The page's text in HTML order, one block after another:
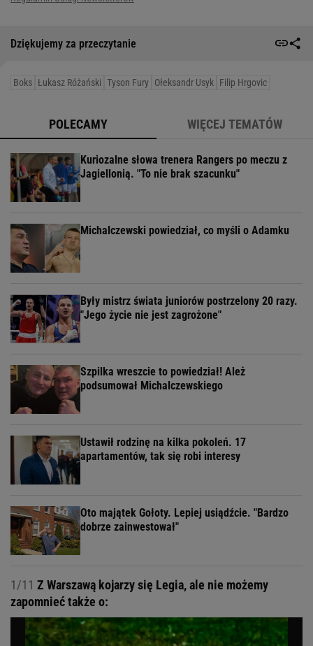
Dziękujemy za przeczytanie
Boks Łukasz Różański Tyson Fury Ołeksandr Usyk Filip Hrgovic
POLECAMY WIĘCEJ TEMATÓW
Kuriozalne słowa trenera Rangers po meczu z
Jagiellonią. "To nie brak szacunku"
Michalczewski powiedział, co myśli o Adamku
Były mistrz świata juniorów postrzelony 20 razy.
"Jego życie nie jest zagrożone"
Szpilka wreszcie to powiedział! Ależ
podsumował Michalczewskiego
Ustawił rodzinę na kilka pokoleń. 17
apartamentów, tak się robi interesy
Oto majątek Gołoty. Lepiej usiądźcie. "Bardzo
dobrze zainwestował"
1/11 Z Warszawą kojarzy się Legia, ale nie możemy
zapomnieć także o: